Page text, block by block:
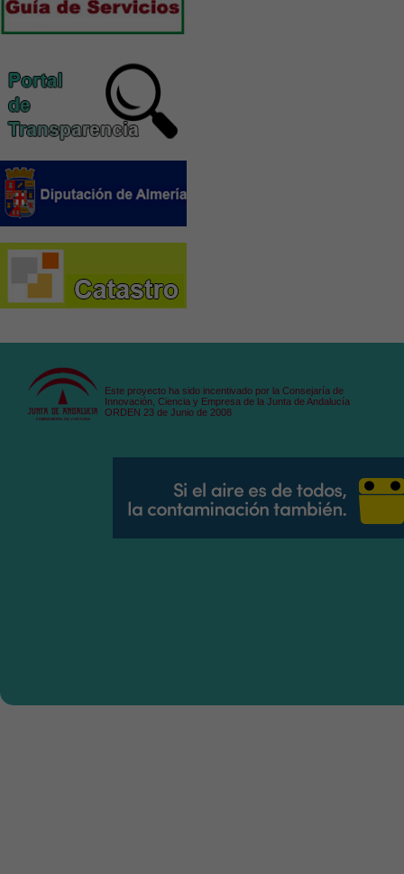
Este proyecto ha sido incentivado por la Consejaría de
Innovación, Ciencia y Empresa de la Junta de Andalucía
ORDEN 23 de Junio de 2008